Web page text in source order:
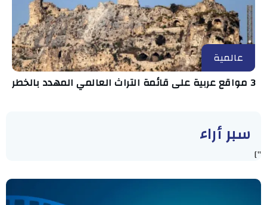
عالمية
3 مواقع عربية على قائمة التراث العالمي المهدد بالخطر
سبر أراء
"]